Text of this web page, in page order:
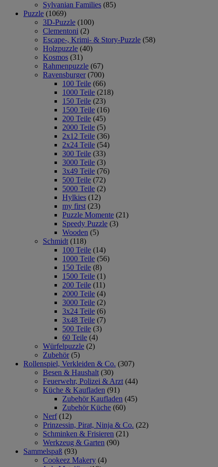
Sylvanian Families (85)
Puzzle (1069)
3D-Puzzle (100)
Clementoni (2)
Escape-, Krimi- & Story-Puzzle (58)
Holzpuzzle (40)
Kosmos (31)
Rahmenpuzzle (67)
Ravensburger (700)
100 Teile (66)
1000 Teile (218)
150 Teile (23)
1500 Teile (16)
200 Teile (45)
2000 Teile (5)
2x12 Teile (36)
2x24 Teile (54)
300 Teile (33)
3000 Teile (3)
3x49 Teile (76)
500 Teile (72)
5000 Teile (2)
Hylkies (12)
my first (23)
Puzzle Momente (21)
Speedy Puzzle (3)
Wooden (5)
Schmidt (118)
100 Teile (14)
1000 Teile (56)
150 Teile (8)
1500 Teile (1)
200 Teile (11)
2000 Teile (4)
3000 Teile (2)
3x24 Teile (6)
3x48 Teile (7)
500 Teile (3)
60 Teile (4)
Würfelpuzzle (2)
Zubehör (5)
Rollenspiel, Verkleiden & Co. (307)
Besen & Haushalt (30)
Feuerwehr, Polizei & Arzt (44)
Küche & Kaufladen (91)
Zubehör Kaufladen (45)
Zubehör Küche (60)
Nerf (12)
Prinzessin, Pirat, Ninja & Co. (22)
Schminken & Frisieren (21)
Werkzeug & Garten (90)
Sammelspaß (93)
Cookeez Makery (4)